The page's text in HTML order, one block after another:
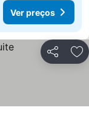
Ver preços
Partilhar